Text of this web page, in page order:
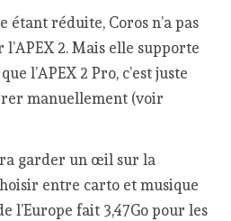
étant réduite, Coros n’a pas
2. Mais elle supporte
l’APEX 2 Pro, c’est juste
manuellement (voir
garder un œil sur la
entre carto et musique
l’Europe fait 3,47Go pour les